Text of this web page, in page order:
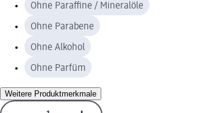
Ohne Paraffine / Mineralöle
Ohne Parabene
Ohne Alkohol
Ohne Parfüm
Weitere Produktmerkmale